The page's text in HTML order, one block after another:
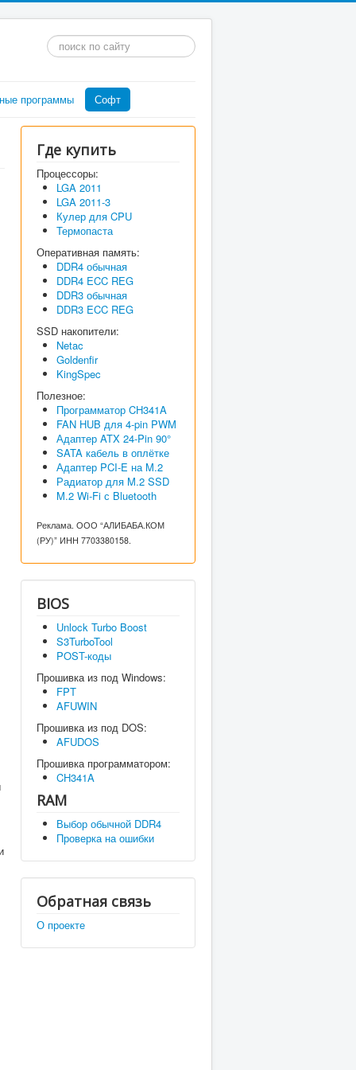
Искать...
программы Софт
Где купить
Процессоры:
LGA 2011
LGA 2011-3
Кулер для CPU
Термопаста
Оперативная память:
DDR4 обычная
DDR4 ECC REG
DDR3 обычная
DDR3 ECC REG
SSD накопители:
Netac
Goldenfir
KingSpec
Полезное:
Программатор CH341A
FAN HUB для 4-pin PWM
Адаптер ATX 24-Pin 90°
SATA кабель в оплётке
Адаптер PCI-E на M.2
Радиатор для M.2 SSD
M.2 Wi-Fi с Bluetooth
Реклама. ООО “АЛИБАБА.КОМ
(РУ)” ИНН 7703380158.
BIOS
Unlock Turbo Boost
S3TurboTool
POST-коды
Прошивка из под Windows:
FPT
AFUWIN
Прошивка из под DOS:
AFUDOS
Прошивка программатором:
CH341A
RAM
Выбор обычной DDR4
Проверка на ошибки
Обратная связь
О проекте